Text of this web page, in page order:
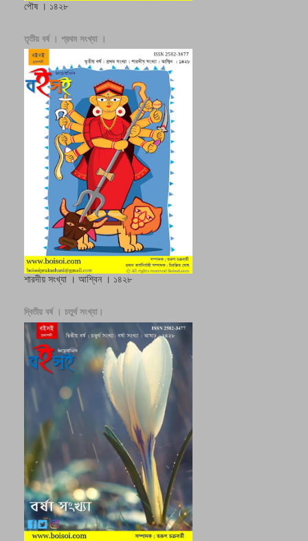
পৌষ । ১৪২৮
তৃতীয় বর্ষ । প্রথম সংখ্যা ।
শারদীয় সংখ্যা । আশ্বিন । ১৪২৮
দ্বিতীয় বর্ষ । চতুর্থ সংখ্যা।